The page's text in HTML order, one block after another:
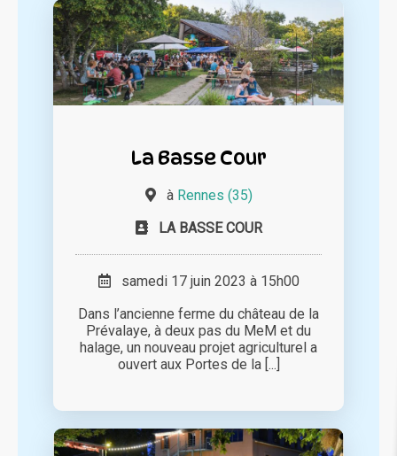
La Basse Cour
à Rennes (35)
LA BASSE COUR
samedi 17 juin 2023 à 15h00
Dans l’ancienne ferme du château de la
Prévalaye, à deux pas du MeM et du
halage, un nouveau projet agriculturel a
ouvert aux Portes de la [...]